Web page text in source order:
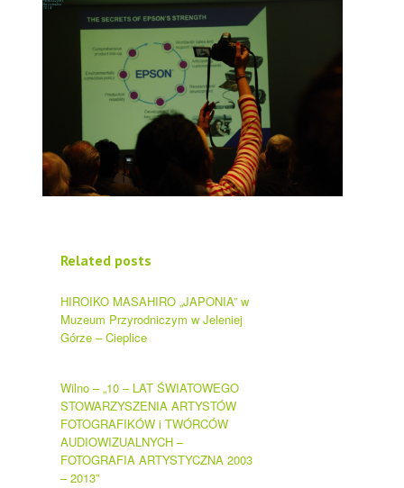
Related posts
HIROIKO MASAHIRO „JAPONIA” w
Muzeum Przyrodniczym w Jeleniej
Górze – Cieplice
Wilno – „10 – LAT ŚWIATOWEGO
STOWARZYSZENIA ARTYSTÓW
FOTOGRAFIKÓW i TWÓRCÓW
AUDIOWIZUALNYCH –
FOTOGRAFIA ARTYSTYCZNA 2003
– 2013”